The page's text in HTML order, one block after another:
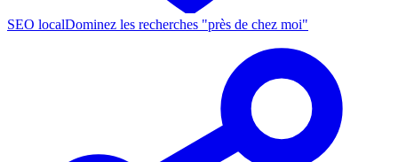
SEO localDominez les recherches "près de chez moi"